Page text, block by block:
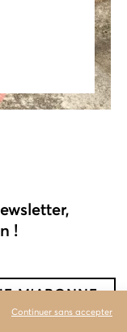
!
Continuer sans accepter